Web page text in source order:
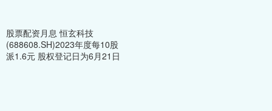
股票配资月息 恒玄科技
(688608.SH)2023年度每10股
派1.6元 股权登记日为6月21日